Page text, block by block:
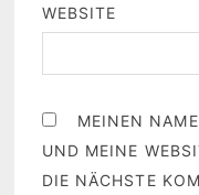
WEBSITE
MEINEN
UND MEINE
DIE NÄCHSTE